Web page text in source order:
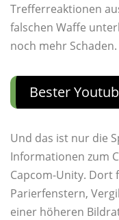
Trefferreaktionen
falschen Waffe
noch mehr Schaden.
Bester
Und das ist nur die
Informationen zum
Capcom-Unity. Dort
Parierfenstern,
einer höheren